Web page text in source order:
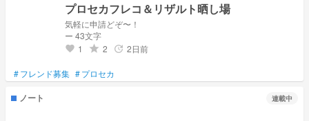
プロセカフレコ＆リザルト晒し場
気軽に申請どぞ〜！
ー 43文字
favorite 1 grade 2 update 2日前
#フレンド募集 #プロセカ
ノート 連載中